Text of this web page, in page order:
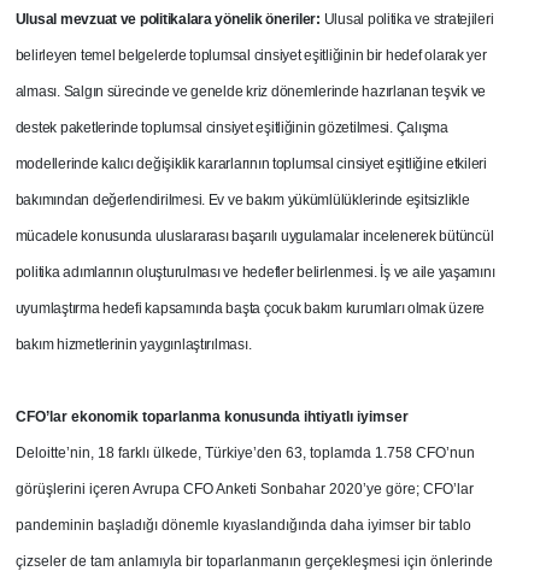
Ulusal mevzuat ve politikalara yönelik öneriler: Ulusal politika ve stratejileri
belirleyen temel belgelerde toplumsal cinsiyet eşitliğinin bir hedef olarak yer
alması. Salgın sürecinde ve genelde kriz dönemlerinde hazırlanan teşvik ve
destek paketlerinde toplumsal cinsiyet eşitliğinin gözetilmesi. Çalışma
modellerinde kalıcı değişiklik kararlarının toplumsal cinsiyet eşitliğine etkileri
bakımından değerlendirilmesi. Ev ve bakım yükümlülüklerinde eşitsizlikle
mücadele konusunda uluslararası başarılı uygulamalar incelenerek bütüncül
politika adımlarının oluşturulması ve hedefler belirlenmesi. İş ve aile yaşamını
uyumlaştırma hedefi kapsamında başta çocuk bakım kurumları olmak üzere
bakım hizmetlerinin yaygınlaştırılması.
CFO’lar ekonomik toparlanma konusunda ihtiyatlı iyimser
Deloitte’nin, 18 farklı ülkede, Türkiye’den 63, toplamda 1.758 CFO’nun
görüşlerini içeren Avrupa CFO Anketi Sonbahar 2020’ye göre; CFO’lar
pandeminin başladığı dönemle kıyaslandığında daha iyimser bir tablo
çizseler de tam anlamıyla bir toparlanmanın gerçekleşmesi için önlerinde